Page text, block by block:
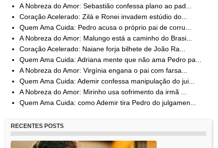
A Nobreza do Amor: Sebastião confessa plano ao pad...
Coração Acelerado: Zilá e Ronei invadem estúdio do...
Quem Ama Cuida: Pedro acusa o próprio pai de corru...
A Nobreza do Amor: Malungo está a caminho do Brasi...
Coração Acelerado: Naiane forja bilhete de João Ra...
Quem Ama Cuida: Adriana mente que não ama Pedro pa...
A Nobreza do Amor: Virgínia engana o pai com farsa...
Quem Ama Cuida: Ademir confessa manipulação do jui...
A Nobreza do Amor: Mirinho usa sofrimento da irmã ...
Quem Ama Cuida: como Ademir tira Pedro do julgamen...
RECENTES POSTS